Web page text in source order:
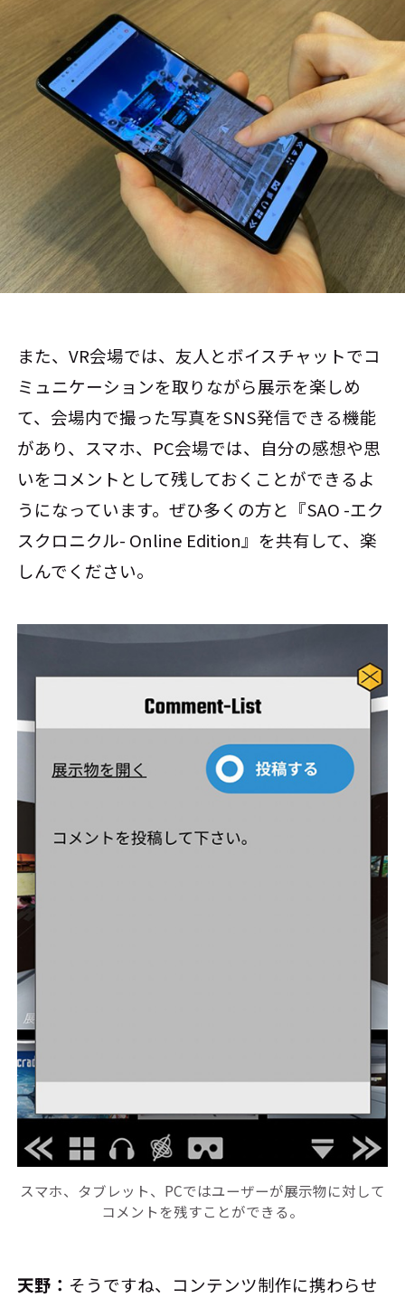
また、VR会場では、友人とボイスチャットでコ
ミュニケーションを取りながら展示を楽しめ
て、会場内で撮った写真をSNS発信できる機能
があり、スマホ、PC会場では、自分の感想や思
いをコメントとして残しておくことができるよ
うになっています。ぜひ多くの方と『SAO -エク
スクロニクル- Online Edition』を共有して、楽
しんでください。
スマホ、タブレット、PCではユーザーが展示物に対して
コメントを残すことができる。
天野： そうですね、コンテンツ制作に携わらせ